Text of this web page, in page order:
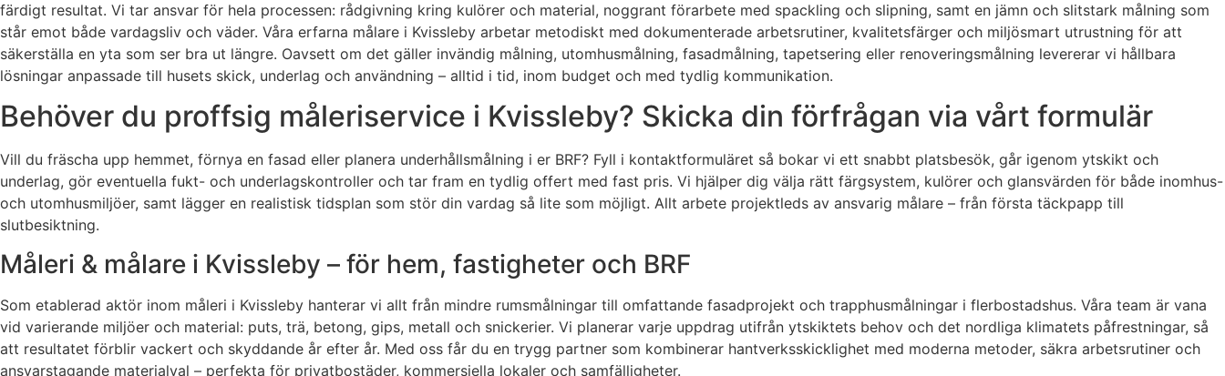
färdigt resultat. Vi tar ansvar för hela processen: rådgivning kring kulörer och material, noggrant förarbete med spackling och slipning, samt en jämn och slitstark målning som
står emot både vardagsliv och väder. Våra erfarna målare i Kvissleby arbetar metodiskt med dokumenterade arbetsrutiner, kvalitetsfärger och miljösmart utrustning för att
säkerställa en yta som ser bra ut längre. Oavsett om det gäller invändig målning, utomhusmålning, fasadmålning, tapetsering eller renoveringsmålning levererar vi hållbara
lösningar anpassade till husets skick, underlag och användning – alltid i tid, inom budget och med tydlig kommunikation.
Behöver du proffsig måleriservice i Kvissleby? Skicka din förfrågan via vårt formulär
Vill du fräscha upp hemmet, förnya en fasad eller planera underhållsmålning i er BRF? Fyll i kontaktformuläret så bokar vi ett snabbt platsbesök, går igenom ytskikt och
underlag, gör eventuella fukt- och underlagskontroller och tar fram en tydlig offert med fast pris. Vi hjälper dig välja rätt färgsystem, kulörer och glansvärden för både inomhus-
och utomhusmiljöer, samt lägger en realistisk tidsplan som stör din vardag så lite som möjligt. Allt arbete projektleds av ansvarig målare – från första täckpapp till
slutbesiktning.
Måleri & målare i Kvissleby – för hem, fastigheter och BRF
Som etablerad aktör inom måleri i Kvissleby hanterar vi allt från mindre rumsmålningar till omfattande fasadprojekt och trapphusmålningar i flerbostadshus. Våra team är vana
vid varierande miljöer och material: puts, trä, betong, gips, metall och snickerier. Vi planerar varje uppdrag utifrån ytskiktets behov och det nordliga klimatets påfrestningar, så
att resultatet förblir vackert och skyddande år efter år. Med oss får du en trygg partner som kombinerar hantverksskicklighet med moderna metoder, säkra arbetsrutiner och
ansvarstagande materialval – perfekta för privatbostäder, kommersiella lokaler och samfälligheter.